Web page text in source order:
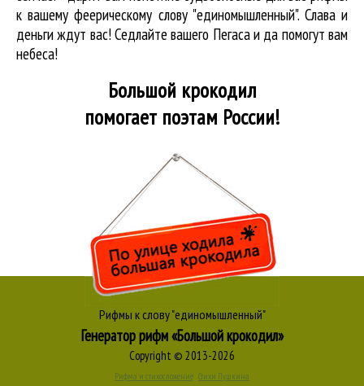
к вашему феерическому слову "единомышленный". Слава и
деньги ждут вас! Седлайте вашего Пегаса и да помогут вам
небеса!
Большой крокодил
помогает поэтам России!
Рифмы к слову "единомышленный"
Генератор рифм «Большой крокодил»
Copyright © 2013-2026
Рифма и стихосложение Стихи Пушкина